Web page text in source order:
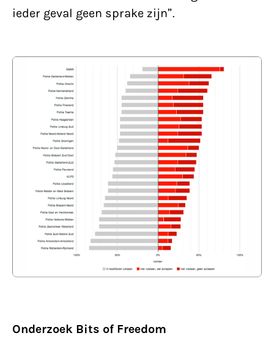
ieder geval geen sprake zijn”.
Onderzoek Bits of Freedom